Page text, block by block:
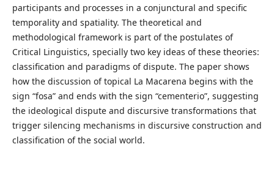
participants and processes in a conjunctural and specific
temporality and spatiality. The theoretical and
methodological framework is part of the postulates of
Critical Linguistics, specially two key ideas of these theories:
classification and paradigms of dispute. The paper shows
how the discussion of topical La Macarena begins with the
sign “fosa” and ends with the sign “cementerio”, suggesting
the ideological dispute and discursive transformations that
trigger silencing mechanisms in discursive construction and
classification of the social world.